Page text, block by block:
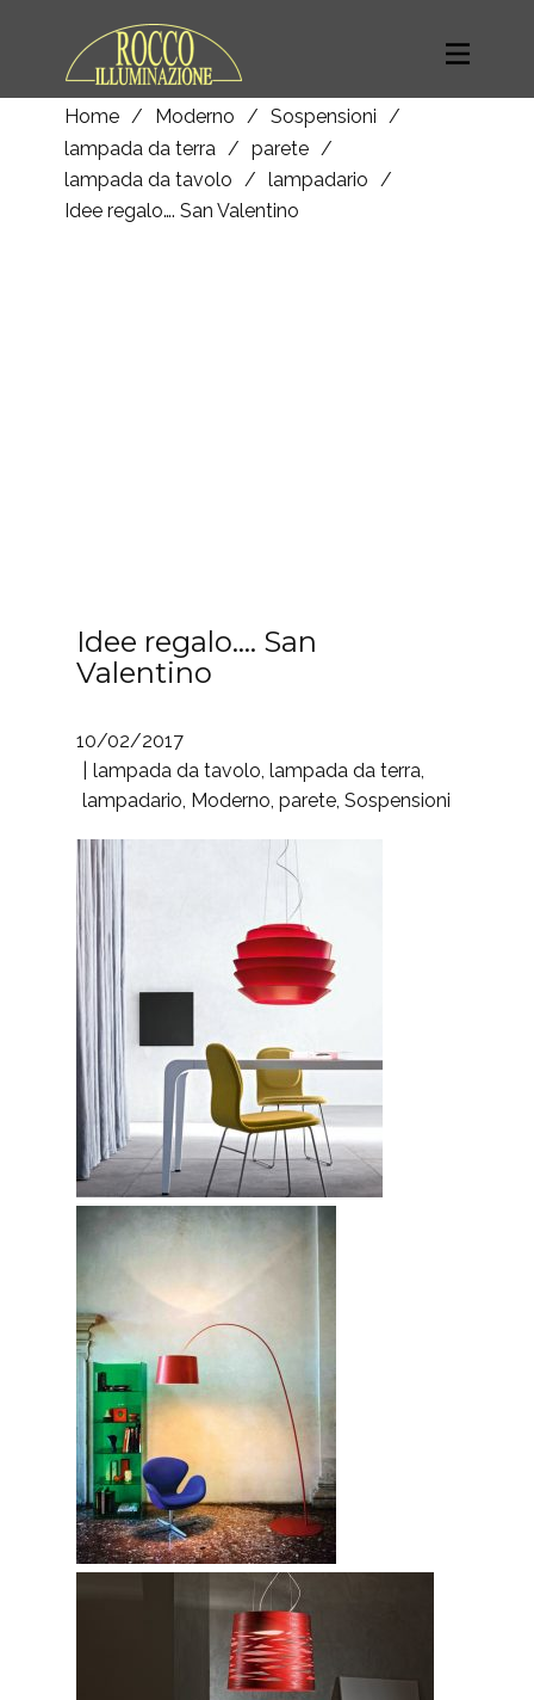
Home / Moderno / Sospensioni /
lampada da terra
/ parete /
lampada da tavolo / lampadario /
Idee regalo…. San Valentino
Idee regalo…. San
Valentino
10/02/2017
lampada da tavolo, lampada da terra,
lampadario, Moderno, parete, Sospensioni